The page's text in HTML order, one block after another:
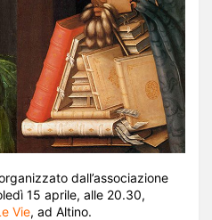
dall’associazione
15 aprile, alle 20.30,
Vie, ad Altino.